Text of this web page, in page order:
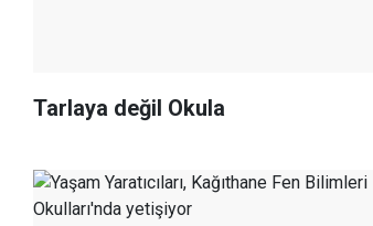
Tarlaya değil Okula